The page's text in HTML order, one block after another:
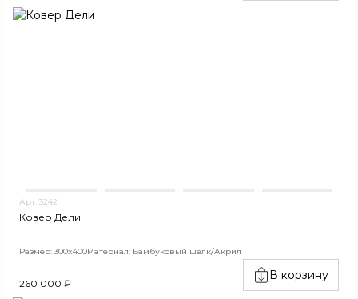
Арт. 3242
Ковер Дели
Размер: 300x400Материал: Бамбуковый шёлк/Акрил
260 000 ₽
В корзину